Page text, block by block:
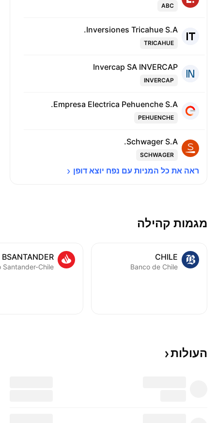
ABC
Inversiones Tricahue S.A.
TRICAHUE
Invercap SA INVERCAP
INVERCAP
Empresa Electrica Pehuenche S.A.
PEHUENCHE
Schwager S.A.
SCHWAGER
ראה את כל המניות עם נפח יוצא דופן
מגמות קהילה
CHILE
Banco de Chile
BSANTANDER
Santander-Chile
העולות